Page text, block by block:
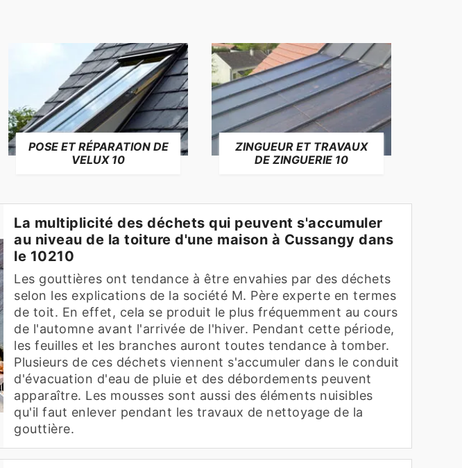
POSE ET RÉPARATION DE
VELUX 10
ZINGUEUR ET TRAVAUX
DE ZINGUERIE 10
La multiplicité des déchets qui peuvent s'accumuler
au niveau de la toiture d'une maison à Cussangy dans
le 10210
Les gouttières ont tendance à être envahies par des déchets
selon les explications de la société M. Père experte en termes
de toit. En effet, cela se produit le plus fréquemment au cours
de l'automne avant l'arrivée de l'hiver. Pendant cette période,
les feuilles et les branches auront toutes tendance à tomber.
Plusieurs de ces déchets viennent s'accumuler dans le conduit
d'évacuation d'eau de pluie et des débordements peuvent
apparaître. Les mousses sont aussi des éléments nuisibles
qu'il faut enlever pendant les travaux de nettoyage de la
gouttière.